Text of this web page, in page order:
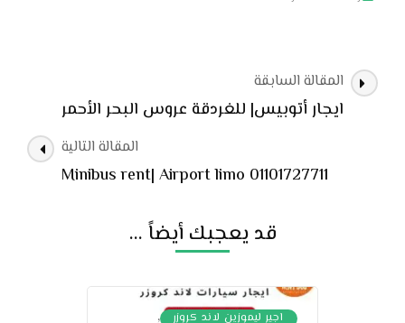
التنقل
بين
المقالة السابقة
ايجار أتوبيس| للغردقة عروس البحر الأحمر
المقالة التالية
01101727711 Minibus rent| Airport limo
قد يعجبك أيضاً ...
اجير ليموزين لاند كروزر ,